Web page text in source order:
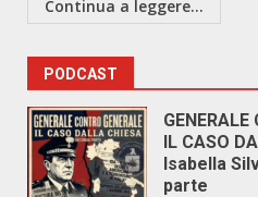
Continua a leggere...
PODCAST
GENERALE
IL CASO
Isabella
parte